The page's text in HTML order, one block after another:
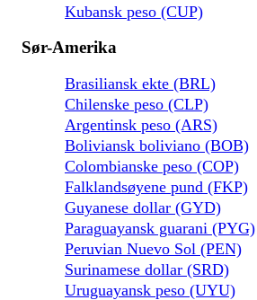
Kubansk peso (CUP)
Sør-Amerika
Brasiliansk ekte (BRL)
Chilenske peso (CLP)
Argentinsk peso (ARS)
Boliviansk boliviano (BOB)
Colombianske peso (COP)
Falklandsøyene pund (FKP)
Guyanese dollar (GYD)
Paraguayansk guarani (PYG)
Peruvian Nuevo Sol (PEN)
Surinamese dollar (SRD)
Uruguayansk peso (UYU)